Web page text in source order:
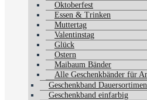
Oktoberfest
Essen & Trinken
Muttertag
Valentinstag
Glück
Ostern
Maibaum Bänder
Alle Geschenkbänder für
Geschenkband
Geschenkband einfarbig